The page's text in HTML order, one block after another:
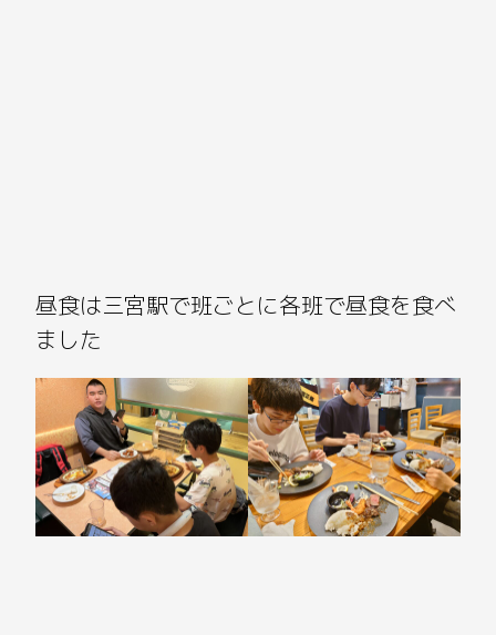
昼食は三宮駅で班ごとに各班で昼食を食べ
ました